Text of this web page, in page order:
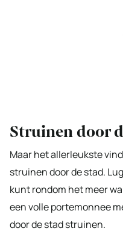
Struinen door
Maar het allerleukste
struinen door de stad.
kunt rondom het meer
een volle portemonnee
door de stad struinen.